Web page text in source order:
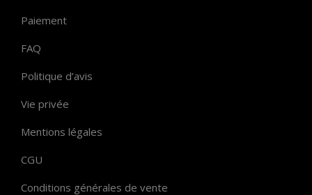
Paiement
FAQ
Politique d’avis
Vie privée
Mentions légales
CGU
Conditions générales de vente